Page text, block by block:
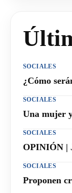
SOCIALES
¿Cómo
SOCIALES
Una mujer
SOCIALES
OPINIÓN |
SOCIALES
Proponen